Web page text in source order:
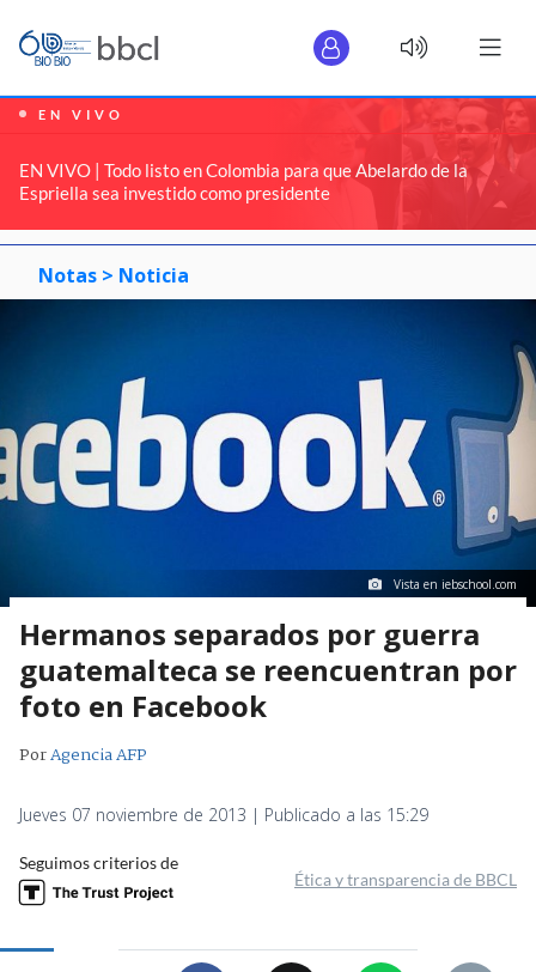
EN VIVO
EN VIVO | Todo listo en Colombia para que Abelardo de la
Espriella sea investido como presidente
Notas > Noticia
Vista en iebschool.com
Hermanos separados por guerra
guatemalteca se reencuentran por
foto en Facebook
PorAgencia AFP
Jueves 07 noviembre de 2013 | Publicado a las 15:29
Seguimos criterios de
Ética y transparencia de BBCL